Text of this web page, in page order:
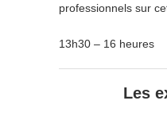
professionnels sur
13h30 – 16 heures
Les